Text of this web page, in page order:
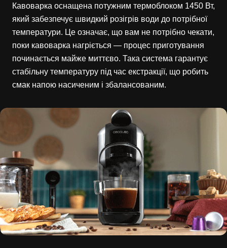
Кавоварка оснащена потужним термоблоком 1450 Вт,
який забезпечує швидкий розігрів води до потрібної
температури. Це означає, що вам не потрібно чекати,
поки кавоварка нагріється — процес приготування
починається майже миттєво. Така система гарантує
стабільну температуру під час екстракції, що робить
смак напою насиченим і збалансованим.